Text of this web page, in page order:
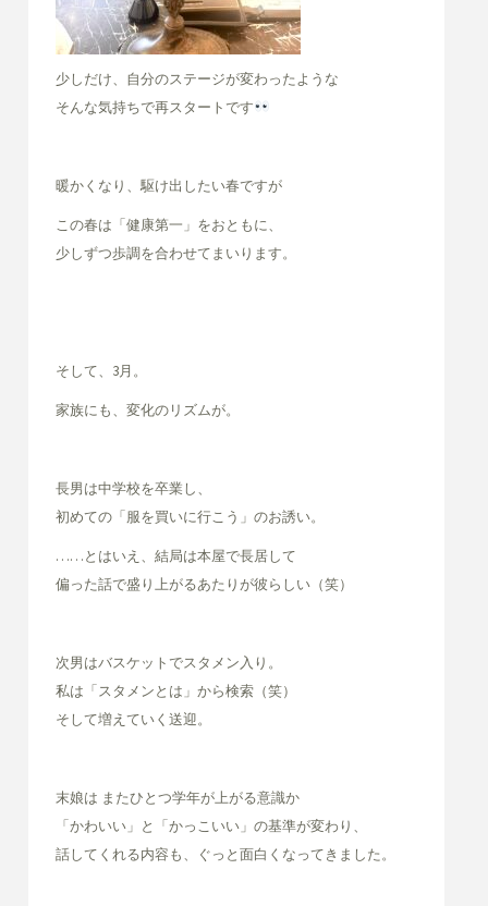
少しだけ、自分のステージが変わったような
そんな気持ちで再スタートです
暖かくなり、駆け出したい春ですが
この春は「健康第一」をおともに、
少しずつ歩調を合わせてまいります。
そして、3月。
家族にも、変化のリズムが。
長男は中学校を卒業し、
初めての「服を買いに行こう」のお誘い。
……とはいえ、結局は本屋で長居して
偏った話で盛り上がるあたりが彼らしい（笑）
次男はバスケットでスタメン入り。
私は「スタメンとは」から検索（笑）
そして増えていく送迎。
末娘は またひとつ学年が上がる意識か
「かわいい」と「かっこいい」の基準が変わり、
話してくれる内容も、ぐっと面白くなってきました。